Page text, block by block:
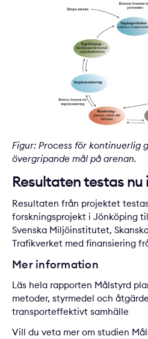
Figur: Process för kontinuerlig
övergripande mål på arenan.
Resultaten testas nu
Resultaten från projektet
forskningsprojekt i Jönköping
Svenska Miljöinstitutet,
Trafikverket med finansiering
Mer information
Läs hela rapporten Målstyrd
metoder, styrmedel och
transporteffektivt samhälle
Vill du veta mer om studien